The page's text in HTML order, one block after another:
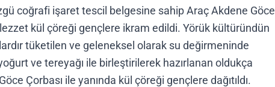
coğrafi işaret tescil belgesine sahip Araç Akdene Göce
kül çöreği gençlere ikram edildi. Yörük kültüründün
tüketilen ve geleneksel olarak su değirmeninde
ve tereyağı ile birleştirilerek hazırlanan oldukça
Çorbası ile yanında kül çöreği gençlere dağıtıldı.